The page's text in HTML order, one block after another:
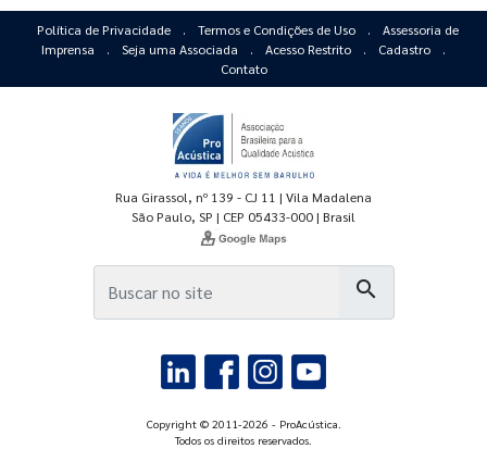
Política de Privacidade . Termos e Condições de Uso .
Assessoria de
Imprensa
. Seja uma Associada . Acesso Restrito . Cadastro
.
Contato
Rua Girassol, nº 139 - CJ 11 | Vila Madalena
São Paulo, SP | CEP 05433-000 | Brasil
search
Copyright © 2011-2026 - ProAcústica.
Todos os direitos reservados.